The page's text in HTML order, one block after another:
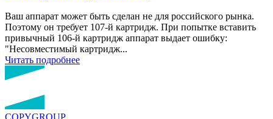
Ваш аппарат может быть сделан не для российского рынка.
Поэтому он требует 107-й картридж. При попытке вставить
привычный 106-й картридж аппарат выдает ошибку:
"Несовместимый картридж...
Читать подробнее